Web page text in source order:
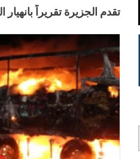
تقدم الجزيرة تقريراً